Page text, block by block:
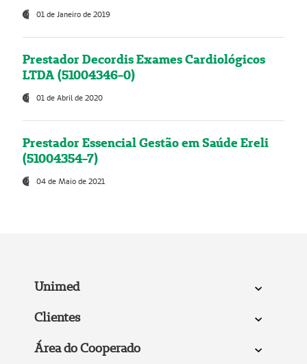
01 de Janeiro de 2019
Prestador Decordis Exames Cardiológicos
LTDA (51004346-0)
01 de Abril de 2020
Prestador Essencial Gestão em Saúde Ereli
(51004354-7)
04 de Maio de 2021
Unimed
Clientes
Área do Cooperado